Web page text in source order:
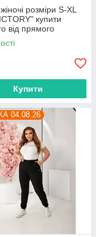
розміри S-XL
купити
від прямого
Купити
04.08.26